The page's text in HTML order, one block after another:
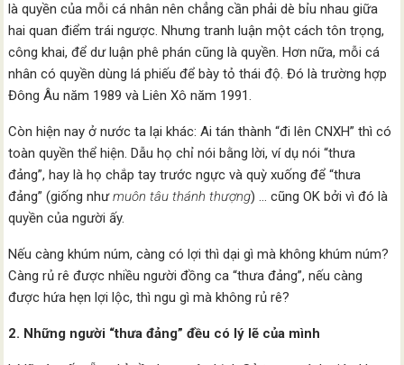
là quyền của mỗi cá nhân nên chẳng cần phải dè bỉu nhau giữa
hai quan điểm trái ngược. Nhưng tranh luận một cách tôn trọng,
công khai, để dư luận phê phán cũng là quyền. Hơn nữa, mỗi cá
nhân có quyền dùng lá phiếu để bày tỏ thái độ. Đó là trường hợp
Đông Âu năm 1989 và Liên Xô năm 1991.
Còn hiện nay ở nước ta lại khác: Ai tán thành “đi lên CNXH” thì có
toàn quyền thể hiện. Dẫu họ chỉ nói bằng lời, ví dụ nói “thưa
đảng”, hay là họ chắp tay trước ngực và quỳ xuống để “thưa
đảng” (giống nhưmuôn tâu thánh thượng) … cũng OK bởi vì đó là
quyền của người ấy.
Nếu càng khúm núm, càng có lợi thì dại gì mà không khúm núm?
Càng rủ rê được nhiều người đồng ca “thưa đảng”, nếu càng
được hứa hẹn lợi lộc, thì ngu gì mà không rủ rê?
2. Những người “thưa đảng” đều có lý lẽ của mình